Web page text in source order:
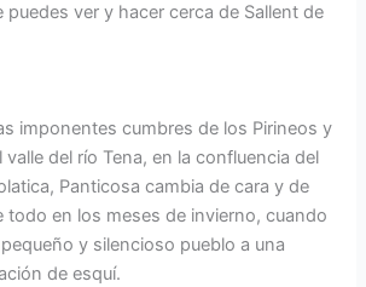
puedes ver y hacer cerca de Sallent de
imponentes cumbres de los Pirineos y
valle del río Tena, en la confluencia del
Panticosa cambia de cara y de
todo en los meses de invierno, cuando
y silencioso pueblo a una
de esquí.